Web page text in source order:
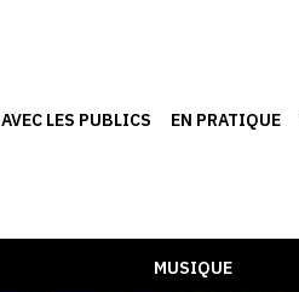
AVEC LES PUBLICS EN PRATIQUE
MUSIQUE